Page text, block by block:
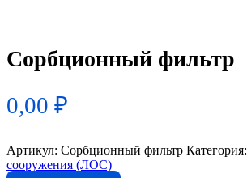
Сорбционный фильтр
0,00 ₽
Артикул: Сорбционный фильтр Категория:
сооружения (ЛОС)